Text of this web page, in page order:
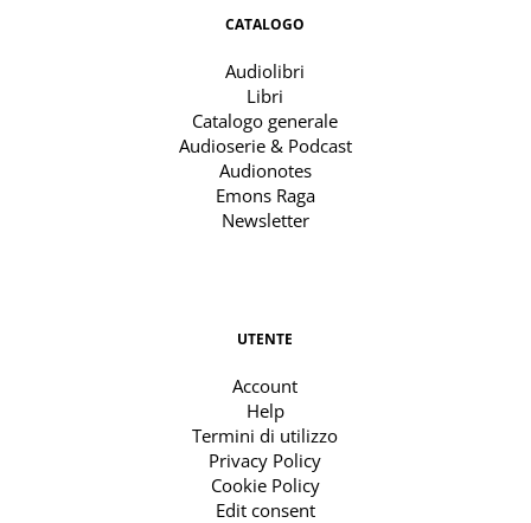
CATALOGO
Audiolibri
Libri
Catalogo generale
Audioserie & Podcast
Audionotes
Emons Raga
Newsletter
UTENTE
Account
Help
Termini di utilizzo
Privacy Policy
Cookie Policy
Edit consent